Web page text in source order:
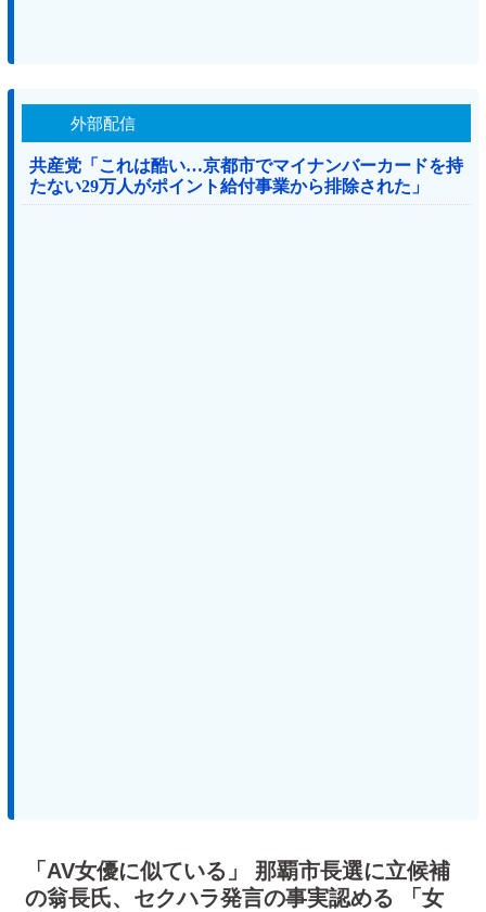
外部配信
共産党「これは酷い…京都市でマイナンバーカードを持
たない29万人がポイント給付事業から排除された」
「AV女優に似ている」 那覇市長選に立候補
の翁長氏、セクハラ発言の事実認める 「女